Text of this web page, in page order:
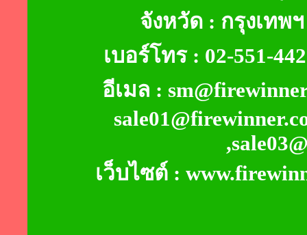
จังหวัด : กรุงเท
เบอร์โทร : 02-551-
อีเมล :
เว็บไซต์ :